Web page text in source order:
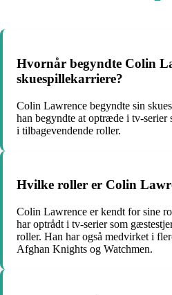
Hvornår begyndte Colin
skuespillekarriere?
Colin Lawrence begyndte sin
han begyndte at optræde i tv-serier
i tilbagevendende roller.
Hvilke roller er Colin
Colin Lawrence er kendt for sine
har optrådt i tv-serier som
roller. Han har også medvirket i
Afghan Knights og Watchmen.